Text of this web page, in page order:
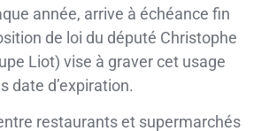
année, arrive à échéance fin
de loi du député Christophe
Liot) vise à graver cet usage
date d’expiration.
restaurants et supermarchés